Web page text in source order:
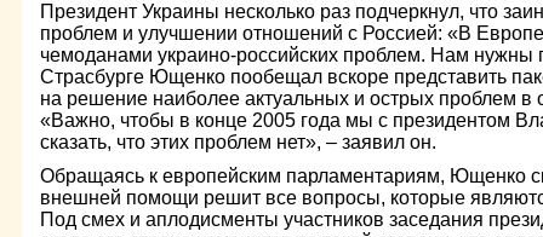
Президент Украины несколько раз подчеркнул, что
проблем и улучшении отношений с Россией: «В
чемоданами украино-российских проблем. Нам
Страсбурге Ющенко пообещал вскоре представить
на решение наиболее актуальных и острых проблем в
«Важно, чтобы в конце 2005 года мы с президентом
сказать, что этих проблем нет», – заявил он.
Обращаясь к европейским парламентариям, Ющенко
внешней помощи решит все вопросы, которые
Под смех и аплодисменты участников заседания